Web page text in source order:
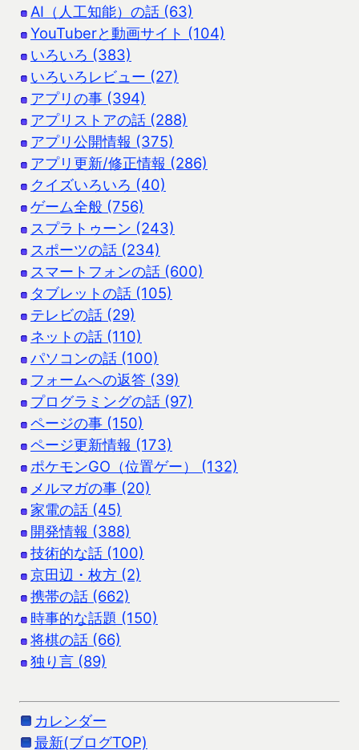
AI（人工知能）の話 (63)
YouTuberと動画サイト (104)
いろいろ (383)
いろいろレビュー (27)
アプリの事 (394)
アプリストアの話 (288)
アプリ公開情報 (375)
アプリ更新/修正情報 (286)
クイズいろいろ (40)
ゲーム全般 (756)
スプラトゥーン (243)
スポーツの話 (234)
スマートフォンの話 (600)
タブレットの話 (105)
テレビの話 (29)
ネットの話 (110)
パソコンの話 (100)
フォームへの返答 (39)
プログラミングの話 (97)
ページの事 (150)
ページ更新情報 (173)
ポケモンGO（位置ゲー） (132)
メルマガの事 (20)
家電の話 (45)
開発情報 (388)
技術的な話 (100)
京田辺・枚方 (2)
携帯の話 (662)
時事的な話題 (150)
将棋の話 (66)
独り言 (89)
カレンダー
最新(ブログTOP)